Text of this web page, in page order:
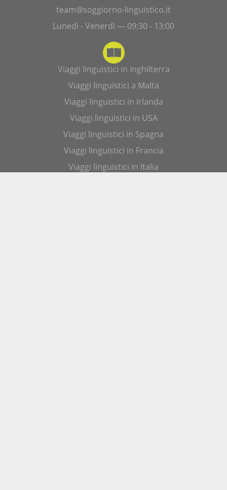
team@soggiorno-linguistico.it
Lunedì - Venerdì — 09:30 - 13:00
Viaggi linguistici in Inghilterra
Viaggi linguistici a Malta
Viaggi linguistici in Irlanda
Viaggi linguistici in USA
Viaggi linguistici in Spagna
Viaggi linguistici in Francia
Viaggi linguistici in Italia